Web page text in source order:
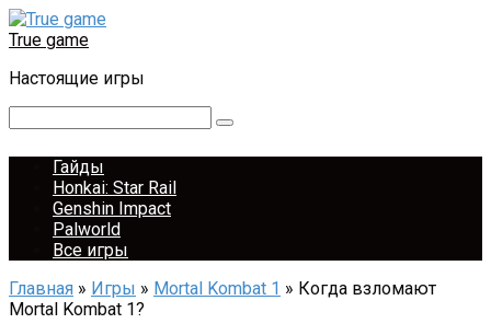
Перейти
к
True game
Настоящие игры
Гайды
Honkai: Star Rail
Genshin Impact
Palworld
Все игры
Главная » Игры » Mortal Kombat 1 » Когда взломают
Mortal Kombat 1?